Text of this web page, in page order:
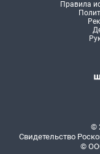
Правила
©
Свидетельство
©